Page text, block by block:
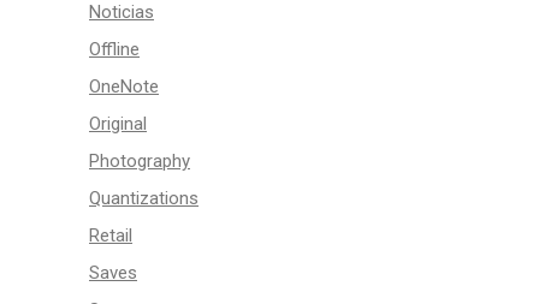
Noticias
Offline
OneNote
Original
Photography
Quantizations
Retail
Saves